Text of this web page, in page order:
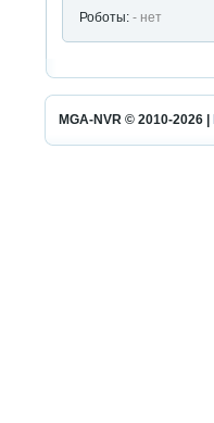
Роботы:- нет
MGA-NVR © 2010-2026 |